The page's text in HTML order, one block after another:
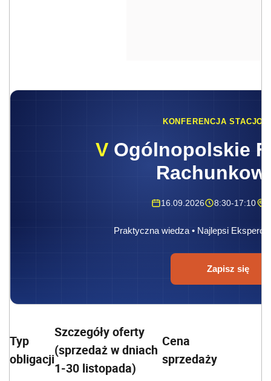
KONFERENCJA
VOgólnopolskie
16.09.2026 8:30-17:10
Praktyczna wiedza • Najlepsi Eksperci
Zapisz się
Typ
obligacji
Szczegóły oferty
(sprzedaż w dniach
1-30 listopada)
Cena
sprzedaży